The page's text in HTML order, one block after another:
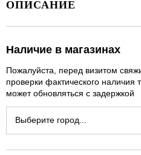
ОПИСАНИЕ
Наличие в магазинах
Пожалуйста, перед визитом
проверки фактического
может обновляться с задержкой
Выберите город...